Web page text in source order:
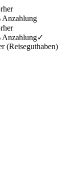
Anzahlung
Anzahlung✓
(Reiseguthaben)